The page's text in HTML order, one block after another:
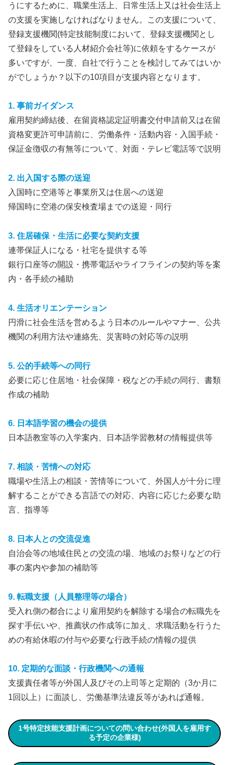
うにするために、職業生活上、日常生活上又は社会生活上
の支援を実施しなければなりません。この支援について、
登録支援機関(特定技能制度において、登録支援機関とし
て登録をしている人材紹介会社等)に依頼をするケースが
多いですが、一度、自社で行うことを検討してみてはいか
がでしょうか？以下の10項目が支援内容となります。
1. 事前ガイダンス
雇用契約締結後、在留資格認定証明書交付申請前又は在留
資格変更許可申請前に、労働条件・活動内容・入国手続・
保証金徴収の有無等について、対面・テレビ電話等で説明
2. 出入国する際の送迎
入国時に空港等と事業所又は住居への送迎
帰国時に空港の保安検査場までの送迎・同行
3. 住居確保・生活に必要な契約支援
連帯保証人になる・社宅を提供する等
銀行口座等の開設・携帯電話やライフラインの契約等を案
内・各手続の補助
4. 生活オリエンテーション
円滑に社会生活を営めるよう日本のルールやマナー、公共
機関の利用方法や連絡先、災害時の対応等の説明
5. 公的手続等への同行
必要に応じ住居地・社会保障・税などの手続の同行、書類
作成の補助
6. 日本語学習の機会の提供
日本語教室等の入学案内、日本語学習教材の情報提供等
7. 相談・苦情への対応
職場や生活上の相談・苦情等について、外国人が十分に理
解することができる言語での対応、内容に応じた必要な助
言、指導等
8. 日本人との交流促進
自治会等の地域住民との交流の場、地域のお祭りなどの行
事の案内や参加の補助等
9. 転職支援（人員整理等の場合）
受入れ側の都合により雇用契約を解除する場合の転職先を
探す手伝いや、推薦状の作成等に加え、求職活動を行うた
めの有給休暇の付与や必要な行政手続の情報の提供
10. 定期的な面談・行政機関への通報
支援責任者等が外国人及びその上司等と定期的（3か月に
1回以上）に面談し、労働基準法違反等があれば通報。
1号特定技能支援計画についての問い合わせ(外国人を雇用す
る予定の企業様)